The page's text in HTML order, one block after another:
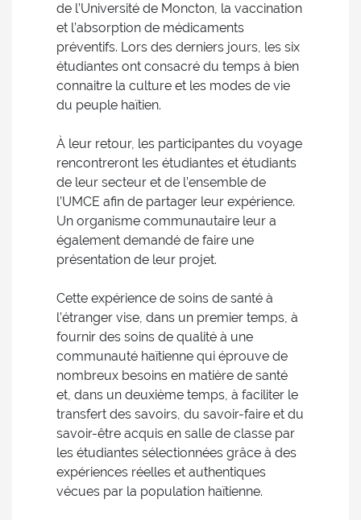
de l’Université de Moncton, la vaccination
et l’absorption de médicaments
préventifs. Lors des derniers jours, les six
étudiantes ont consacré du temps à bien
connaitre la culture et les modes de vie
du peuple haïtien.
À leur retour, les participantes du voyage
rencontreront les étudiantes et étudiants
de leur secteur et de l’ensemble de
l’UMCE afin de partager leur expérience.
Un organisme communautaire leur a
également demandé de faire une
présentation de leur projet.
Cette expérience de soins de santé à
l’étranger vise, dans un premier temps, à
fournir des soins de qualité à une
communauté haïtienne qui éprouve de
nombreux besoins en matière de santé
et, dans un deuxième temps, à faciliter le
transfert des savoirs, du savoir-faire et du
savoir-être acquis en salle de classe par
les étudiantes sélectionnées grâce à des
expériences réelles et authentiques
vécues par la population haïtienne.